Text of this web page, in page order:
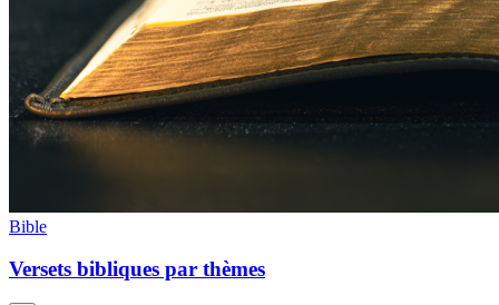
Bible
Versets bibliques par thèmes